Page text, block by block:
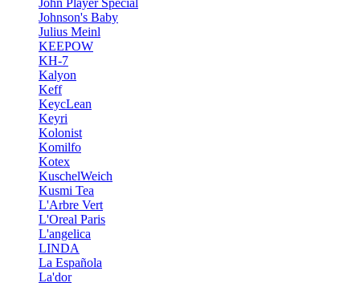
John Player Special
Johnson's Baby
Julius Meinl
KEEPOW
KH-7
Kalyon
Keff
KeycLean
Keyri
Kolonist
Komilfo
Kotex
KuschelWeich
Kusmi Tea
L'Arbre Vert
L'Oreal Paris
L'angelica
LINDA
La Española
La'dor